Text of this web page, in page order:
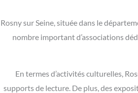
Rosny sur Seine, située dans le
nombre important d’associations
En termes d’activités culturelles,
supports de lecture. De plus, des